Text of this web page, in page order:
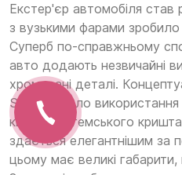
Екстер'єр автомобіля став
з вузькими фарами
Суперб по-справжньому
авто додають незвичайні
хромовані деталі.
Superb стало
кшталт богемського
здається елегантнішим за
цьому має великі